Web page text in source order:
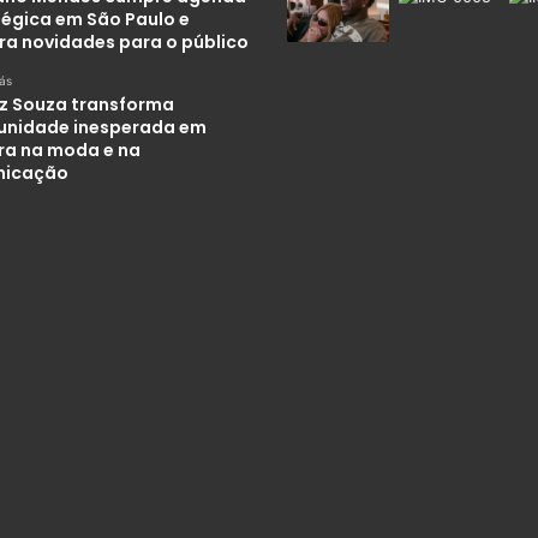
em São Paulo e
novidades para o público
Souza transforma
inesperada em
na moda e na